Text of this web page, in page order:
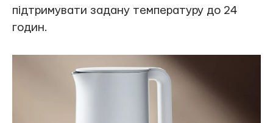
підтримувати задану температуру до 24
годин.